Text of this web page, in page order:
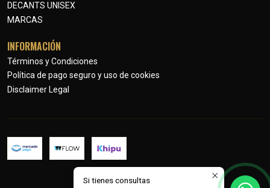
DECANTS UNISEX
MARCAS
INFORMACIÓN
Términos y Condiciones
Política de pago seguro y uso de cookies
Disclaimer Legal
2026 Petits Parfums.
Si tienes consultas